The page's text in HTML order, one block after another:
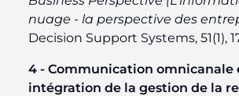
nuage - la perspective des
Decision Support Systems, 51(1),
4 - Communication omnicanale
intégration de la gestion de la